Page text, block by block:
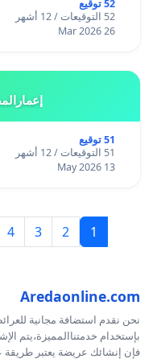
52 توقيع
52 التوقيعات / 12 أشهر
26 Mar 2026
51 توقيع
51 التوقيعات / 12 أشهر
13 May 2026
1
2
3
4
Aredaonline.com
نحن نقدم استضافة مجانية
بإستخدام خدمتناالمميزة،يتم
فإن إنشائك عريضة يعتبر طريقة